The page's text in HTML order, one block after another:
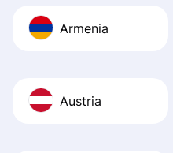
Armenia
Austria